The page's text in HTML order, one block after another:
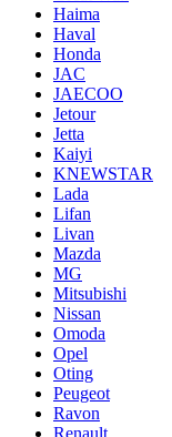
Haima
Haval
Honda
JAC
JAECOO
Jetour
Jetta
Kaiyi
KNEWSTAR
Lada
Lifan
Livan
Mazda
MG
Mitsubishi
Nissan
Omoda
Opel
Oting
Peugeot
Ravon
Renault